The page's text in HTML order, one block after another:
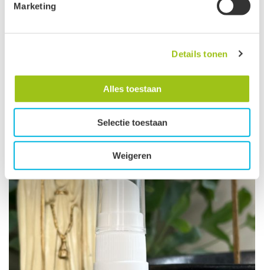
Marketing
Details tonen
Alles toestaan
Selectie toestaan
Weigeren